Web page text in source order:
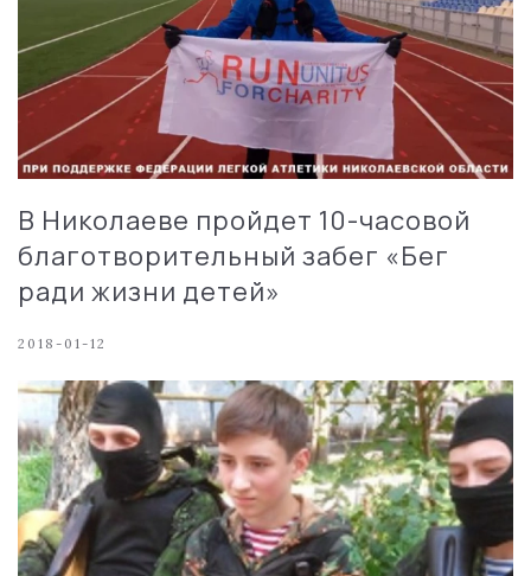
В Николаеве пройдет 10-часовой
благотворительный забег «Бег
ради жизни детей»
2018-01-12